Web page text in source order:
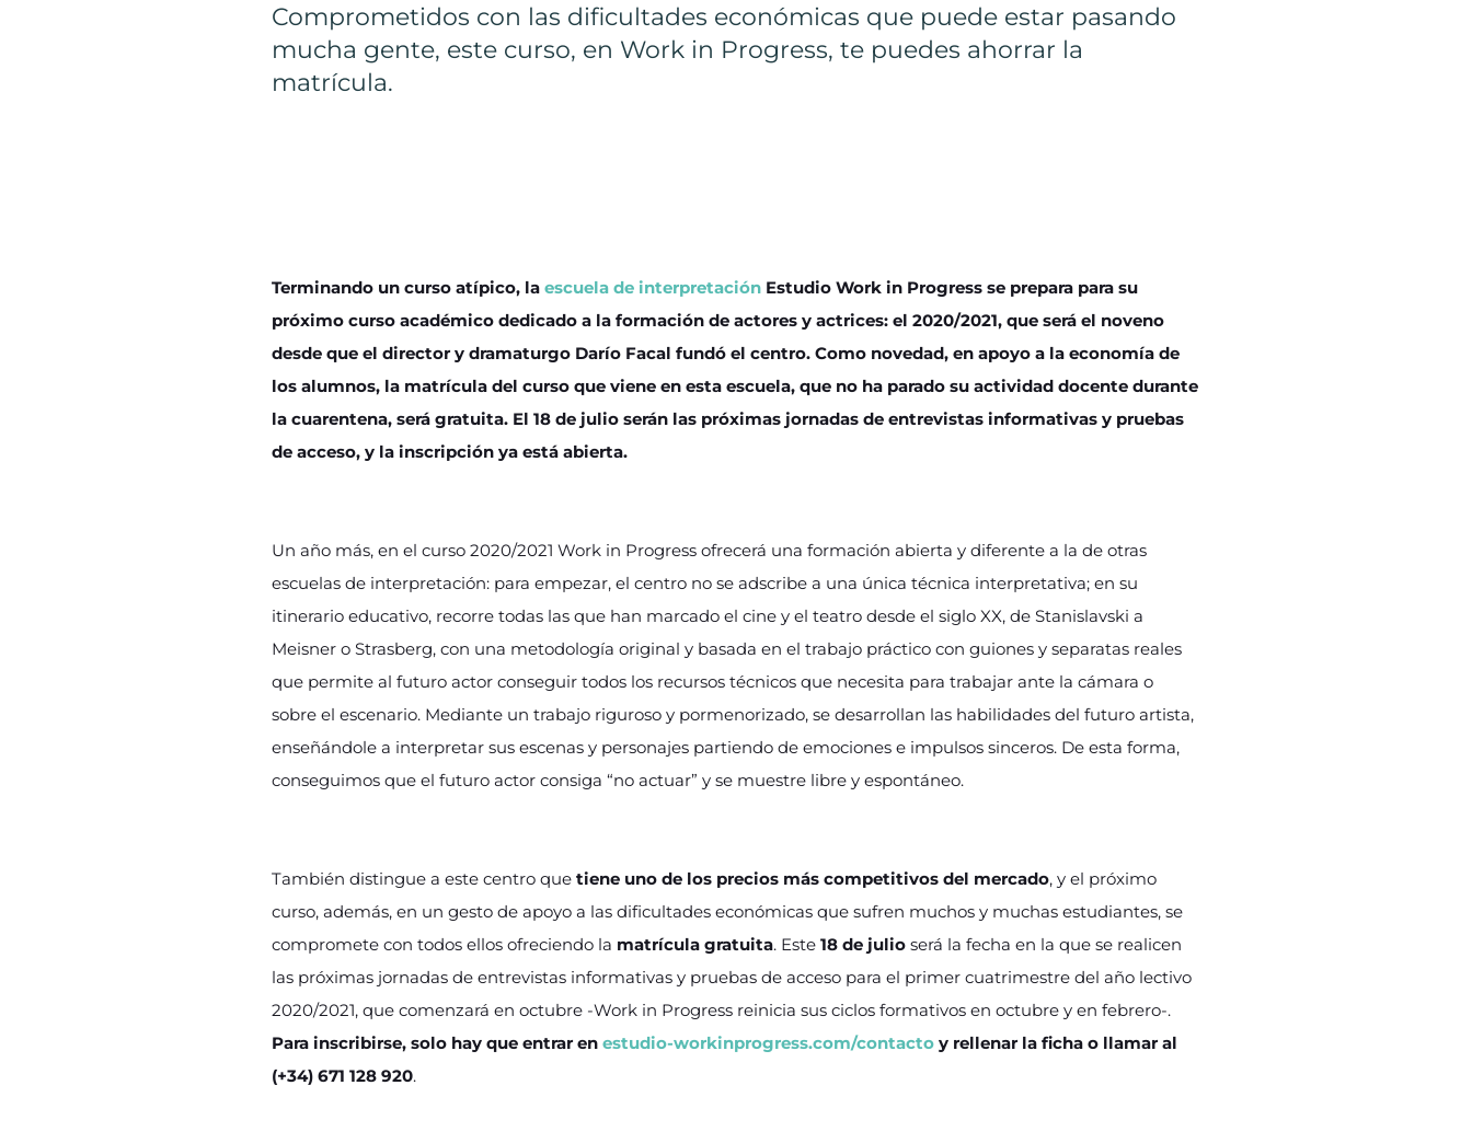
Comprometidos con las dificultades económicas que puede estar pasando
mucha gente, este curso, en Work in Progress, te puedes ahorrar la
matrícula.
Terminando un curso atípico, la escuela de interpretación Estudio Work in Progress se prepara para su
próximo curso académico dedicado a la formación de actores y actrices: el 2020/2021, que será el noveno
desde que el director y dramaturgo Darío Facal fundó el centro. Como novedad, en apoyo a la economía de
los alumnos, la matrícula del curso que viene en esta escuela, que no ha parado su actividad docente durante
la cuarentena, será gratuita. El 18 de julio serán las próximas jornadas de entrevistas informativas y pruebas
de acceso, y la inscripción ya está abierta.
Un año más, en el curso 2020/2021 Work in Progress ofrecerá una formación abierta y diferente a la de otras
escuelas de interpretación: para empezar, el centro no se adscribe a una única técnica interpretativa; en su
itinerario educativo, recorre todas las que han marcado el cine y el teatro desde el siglo XX, de Stanislavski a
Meisner o Strasberg, con una metodología original y basada en el trabajo práctico con guiones y separatas reales
que permite al futuro actor conseguir todos los recursos técnicos que necesita para trabajar ante la cámara o
sobre el escenario. Mediante un trabajo riguroso y pormenorizado, se desarrollan las habilidades del futuro artista,
enseñándole a interpretar sus escenas y personajes partiendo de emociones e impulsos sinceros. De esta forma,
conseguimos que el futuro actor consiga “no actuar” y se muestre libre y espontáneo.
También distingue a este centro que tiene uno de los precios más competitivos del mercado, y el próximo
curso, además, en un gesto de apoyo a las dificultades económicas que sufren muchos y muchas estudiantes, se
compromete con todos ellos ofreciendo la matrícula gratuita. Este 18 de julio será la fecha en la que se realicen
las próximas jornadas de entrevistas informativas y pruebas de acceso para el primer cuatrimestre del año lectivo
2020/2021, que comenzará en octubre -Work in Progress reinicia sus ciclos formativos en octubre y en febrero-.
Para inscribirse, solo hay que entrar en estudio-workinprogress.com/contacto y rellenar la ficha o llamar al
(+34) 671 128 920.